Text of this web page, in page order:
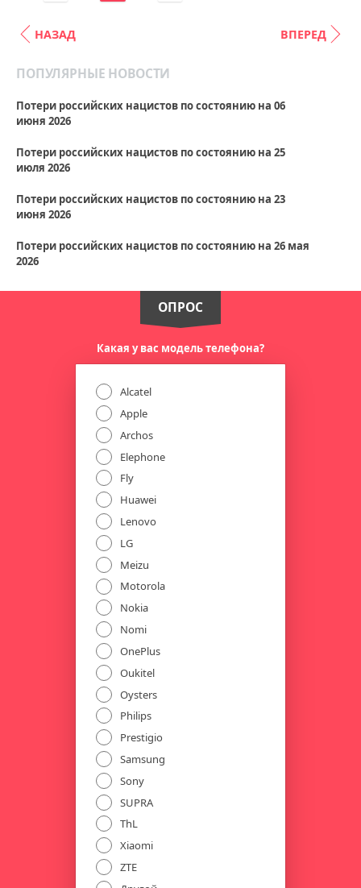
НАЗАД ВПЕРЕД
ПОПУЛЯРНЫЕ НОВОСТИ
Потери российских нацистов по состоянию на 06
июня 2026
Потери российских нацистов по состоянию на 25
июля 2026
Потери российских нацистов по состоянию на 23
июня 2026
Потери российских нацистов по состоянию на 26 мая
2026
ОПРОС
Какая у вас модель телефона?
Alcatel
Apple
Archos
Elephone
Fly
Huawei
Lenovo
LG
Meizu
Motorola
Nokia
Nomi
OnePlus
Oukitel
Oysters
Philips
Prestigio
Samsung
Sony
SUPRA
ThL
Xiaomi
ZTE